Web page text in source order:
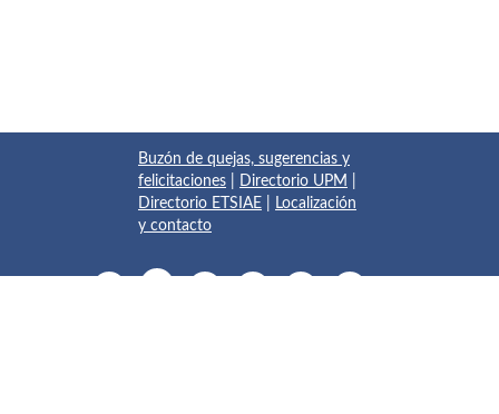
Buzón de quejas, sugerencias y
felicitaciones
Directorio UPM
Directorio ETSIAE
Localización
y contacto